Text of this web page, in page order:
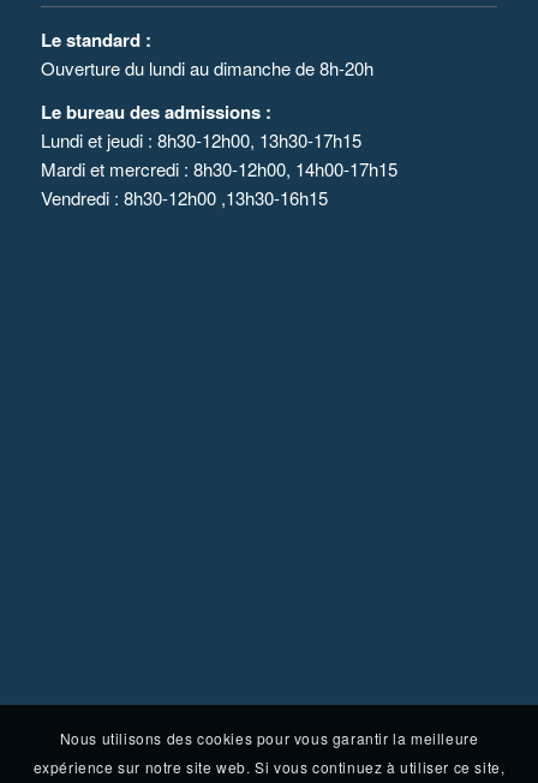
Le standard :
Ouverture du lundi au dimanche de 8h-20h
Le bureau des admissions :
Lundi et jeudi : 8h30-12h00, 13h30-17h15
Mardi et mercredi : 8h30-12h00, 14h00-17h15
Vendredi : 8h30-12h00 ,13h30-16h15
Nous utilisons des cookies pour vous garantir la meilleure
expérience sur notre site web. Si vous continuez à utiliser ce site,